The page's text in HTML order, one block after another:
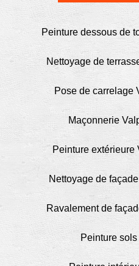
Peinture dessous de
Nettoyage de
Pose de carrelage
Maçonnerie
Peinture
Nettoyage de
Ravalement de
Peinture